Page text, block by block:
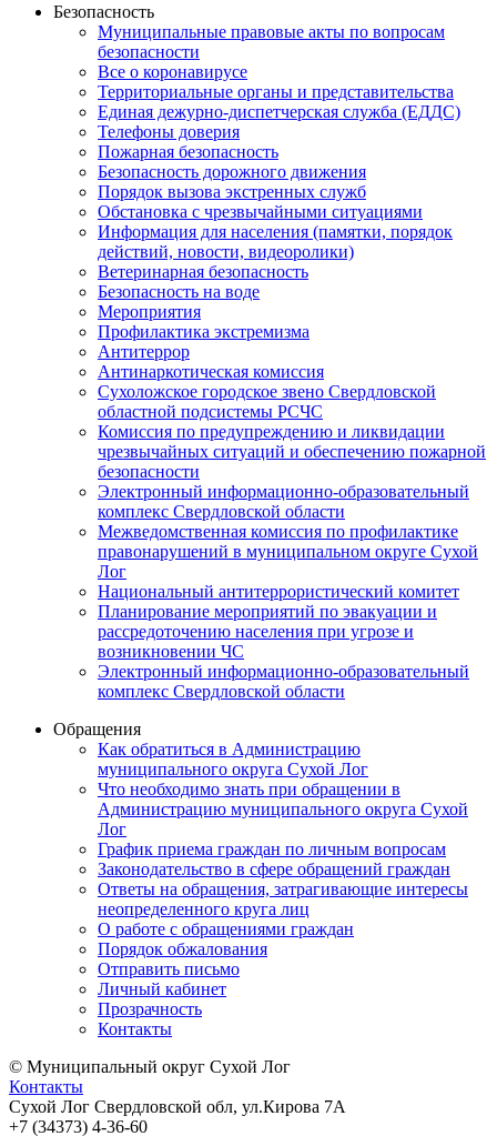
Безопасность
Муниципальные правовые акты по вопросам
безопасности
Все о коронавирусе
Территориальные органы и представительства
Единая дежурно-диспетчерская служба (ЕДДС)
Телефоны доверия
Пожарная безопасность
Безопасность дорожного движения
Порядок вызова экстренных служб
Обстановка с чрезвычайными ситуациями
Информация для населения (памятки, порядок
действий, новости, видеоролики)
Ветеринарная безопасность
Безопасность на воде
Мероприятия
Профилактика экстремизма
Антитеррор
Антинаркотическая комиссия
Сухоложское городское звено Свердловской
областной подсистемы РСЧС
Комиссия по предупреждению и ликвидации
чрезвычайных ситуаций и обеспечению пожарной
безопасности
Электронный информационно-образовательный
комплекс Cвердловской области
Межведомственная комиссия по профилактике
правонарушений в муниципальном округе Сухой
Лог
Национальный антитеррористический комитет
Планирование мероприятий по эвакуации и
рассредоточению населения при угрозе и
возникновении ЧС
Электронный информационно-образовательный
комплекс Свердловской области
Обращения
Как обратиться в Администрацию
муниципального округа Сухой Лог
Что необходимо знать при обращении в
Администрацию муниципального округа Сухой
Лог
График приема граждан по личным вопросам
Законодательство в сфере обращений граждан
Ответы на обращения, затрагивающие интересы
неопределенного круга лиц
О работе с обращениями граждан
Порядок обжалования
Отправить письмо
Личный кабинет
Прозрачность
Контакты
© Муниципальный округ Сухой Лог
Контакты
Сухой Лог Свердловской обл, ул.Кирова 7А
+7 (34373) 4-36-60